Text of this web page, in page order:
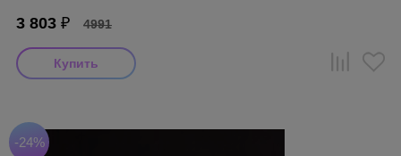
3 803 ₽ 4991
-24%